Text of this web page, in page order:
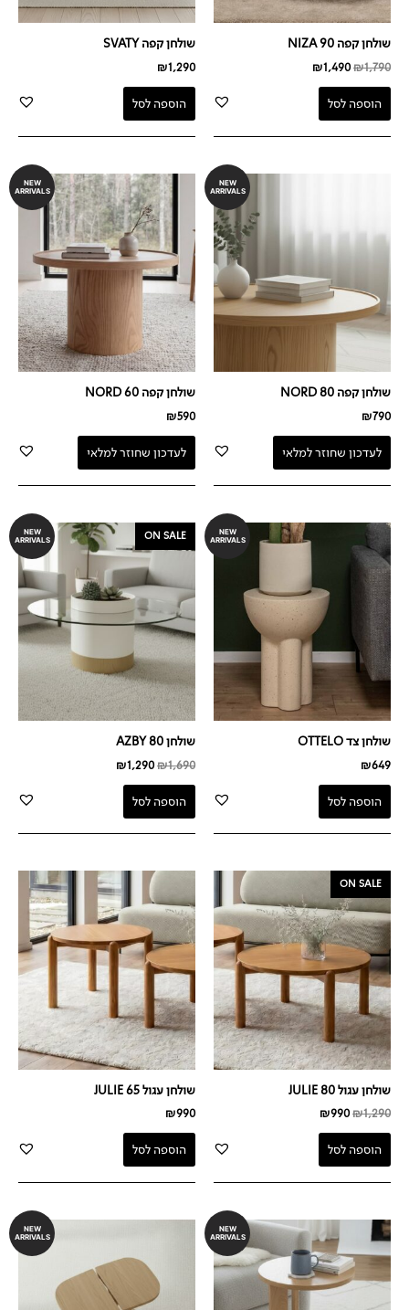
שולחן קפה NIZA 90
₪1,790
₪1,490
הוספה לסל
שולחן קפה SVATY
₪1,290
הוספה לסל
NEW
ARRIVALS
שולחן קפה NORD 80
₪790
לעדכון שחוזר למלאי
NEW
ARRIVALS
שולחן קפה NORD 60
₪590
לעדכון שחוזר למלאי
NEW
ARRIVALS
שולחן צד OTTELO
₪649
הוספה לסל
ON SALE
NEW
ARRIVALS
שולחן AZBY 80
₪1,690
המחיר
המקורי
היה:
₪1,690.
₪1,290
המחיר
הנוכחי
הוא:
₪1,290.
הוספה לסל
ON SALE
שולחן עגול JULIE 80
₪1,290
המחיר
המקורי
היה:
₪1,290.
₪990
הוא:
₪990.
הוספה לסל
שולחן עגול JULIE 65
₪990
הוספה לסל
NEW
ARRIVALS
NEW
ARRIVALS